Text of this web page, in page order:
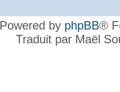
Powered by phpBB®
Traduit par Maël